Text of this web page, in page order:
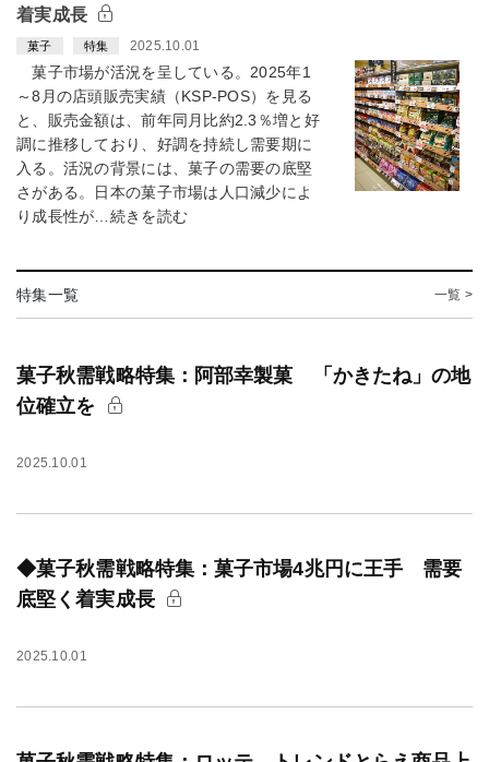
着実成長
菓子 特集 2025.10.01
菓子市場が活況を呈している。2025年1
～8月の店頭販売実績（KSP-POS）を見る
と、販売金額は、前年同月比約2.3％増と好
調に推移しており、好調を持続し需要期に
入る。活況の背景には、菓子の需要の底堅
さがある。日本の菓子市場は人口減少によ
り成長性が…続きを読む
特集一覧 一覧 >
菓子秋需戦略特集：阿部幸製菓 「かきたね」の地
位確立を
2025.10.01
◆菓子秋需戦略特集：菓子市場4兆円に王手 需要
底堅く着実成長
2025.10.01